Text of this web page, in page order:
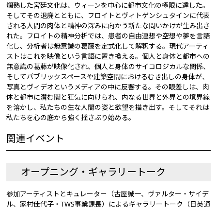
爛熟した宮廷文化は、ウィーンを中心に都市文化の極限に達した。
そしてその退廃とともに、フロイトとヴィトゲンシュタインに代表
される人間の肉体と精神の深みに向かう新たな問いかけが生み出さ
れた。フロイトの精神分析では、患者の自由連想や空想や夢を言語
化し、分析者は無意識の葛藤を定式化して解釈する。現代アーティ
ストはこれを映像という言語に置き換える。個人と身体と都市への
無意識の葛藤が映像化され、個人と身体のサイコロジカルな関係、
そしてパブリックスペースや建築空間におけるむき出しの身体が、
写真とヴィデオというメディアの中に反響する。その眼差しは、肉
体と都市に潜む闇と狂気に向けられ、内なる世界と外界との境界線
を溶かし、私たちの生な人間の姿と欲望を描き出す。そしてそれは
私たちを心の底から強く揺さぶり始める。
関連イベント
オープニング・ギャラリートーク
参加アーティストとキュレーター（古屋誠一、ヴァルター・サイデ
ル、家村佳代子・TWS事業課長）によるギャラリートーク（日英通